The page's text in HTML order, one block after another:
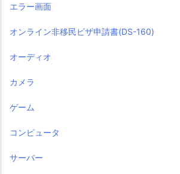
エラー画面
オンライン非移民ビザ申請書(DS-160)
オーディオ
カメラ
ゲーム
コンピュータ
サーバー